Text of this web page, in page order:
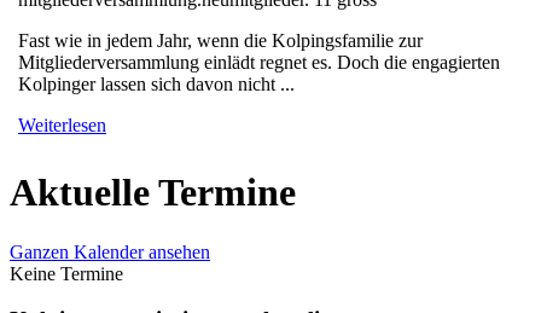
Fast wie in jedem Jahr, wenn die Kolpingsfamilie zur
Mitgliederversammlung einlädt regnet es. Doch die engagierten
Kolpinger lassen sich davon nicht ...
Weiterlesen
Aktuelle Termine
Ganzen Kalender ansehen
Keine Termine